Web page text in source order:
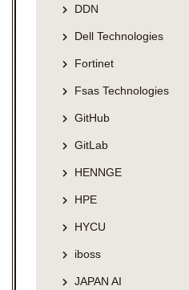
DDN
Dell Technologies
Fortinet
Fsas Technologies
GitHub
GitLab
HENNGE
HPE
HYCU
iboss
JAPAN AI